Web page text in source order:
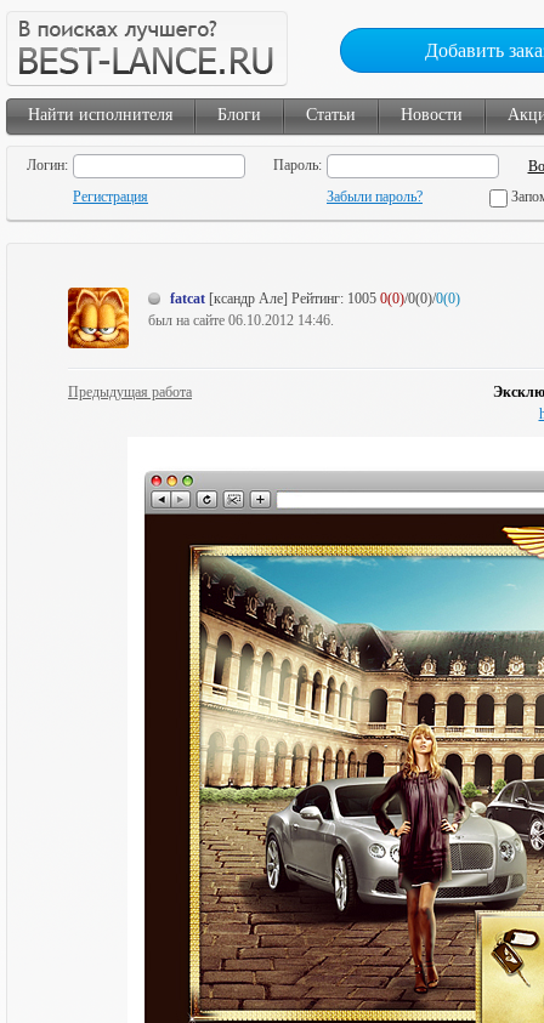
Добавить
Найти исполнителя Блоги Статьи Новости
Логин:
Пароль:
Регистрация
Забыли пароль?
fatcat [ксандр Але] Рейтинг: 1005 0(0)/0(0)/0(0)
был на сайте 06.10.2012 14:46.
Предыдущая работа